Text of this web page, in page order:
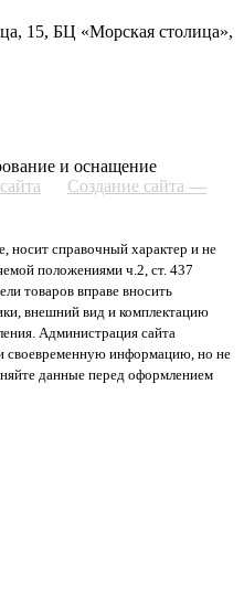
15, БЦ «Морская столица»,
и оснащение
Создание сайта —
носит справочный характер и не
положениями ч.2, ст. 437
товаров вправе вносить
внешний вид и комплектацию
Администрация сайта
своевременную информацию, но не
данные перед оформлением